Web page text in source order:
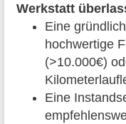
Werkstatt
Eine
hochwertige
(>10.000€)
Eine